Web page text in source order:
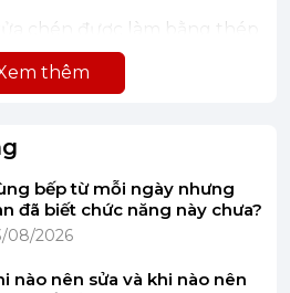
chén được làm bằng thép
dạng và hạn chế bong
gian sử dụng.
thêm
bếp từ mỗi ngày nhưng
đã biết chức năng này chưa?
08/2026
nào nên sửa và khi nào nên